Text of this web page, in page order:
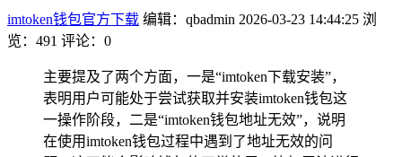
imtoken钱包官方下载 编辑：qbadmin 2026-03-23 14:44:25 浏
览：491 评论：0
主要提及了两个方面，一是“imtoken下载安装”，
表明用户可能处于尝试获取并安装imtoken钱包这
一操作阶段，二是“imtoken钱包地址无效”，说明
在使用imtoken钱包过程中遇到了地址无效的问